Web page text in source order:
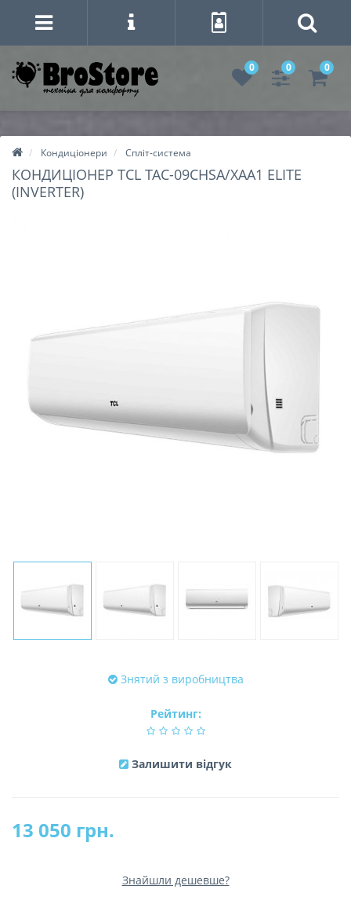
0 0 0
Кондиціонери Спліт-система
КОНДИЦІОНЕР TCL TAC-09CHSA/XAA1 ELITE
(INVERTER)
Знятий з виробництва
Рейтинг:
Залишити відгук
13 050 грн.
Знайшли дешевше?